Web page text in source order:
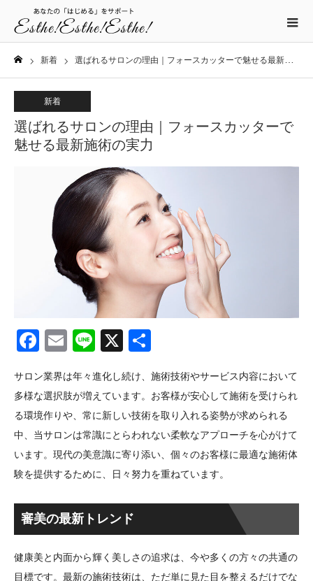
新着 選ばれるサロンの理由｜フォースカッターで魅せる最新施術の実力
新着
選ばれるサロンの理由｜フォースカッターで
魅せる最新施術の実力
Facebook
EmailLine
X
サロン業界は年々進化し続け、施術技術やサービス内容において
多様な選択肢が増えています。お客様が安心して施術を受けられ
る環境作りや、常に新しい技術を取り入れる姿勢が求められる
中、当サロンは常識にとらわれない柔軟なアプローチを心がけて
います。現代の美意識に寄り添い、個々のお客様に最適な施術体
験を提供するために、日々努力を重ねています。
審美の最新トレンド
健康美と内面から輝く美しさの追求は、今や多くの方々の共通の
目標です。最新の施術技術は、ただ単に見た目を整えるだけでな